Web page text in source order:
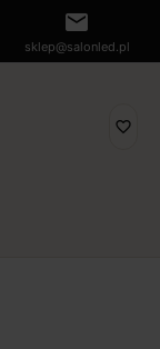
mail
sklep@salonled.pl
favorite_border